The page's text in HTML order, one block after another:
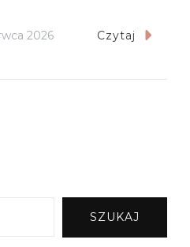
2026 Czytaj
SZUKAJ